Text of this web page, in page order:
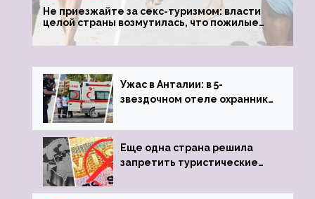
Не приезжайте за секс-туризмом: власти
целой страны возмутилась, что пожилые
туристки массово едут к ним, чтобы
обзавестись молодыми любовниками
Ужас в Анталии: в 5-
звездочном отеле охранник
пистолета
Еще одна страна решила
запретить туристические